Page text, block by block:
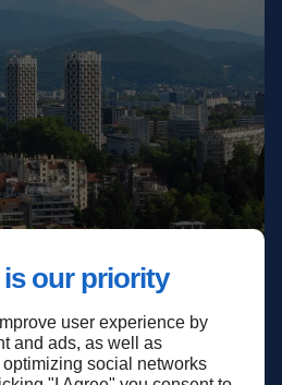
our priority
user experience by
and ads, as well as
social networks
de page